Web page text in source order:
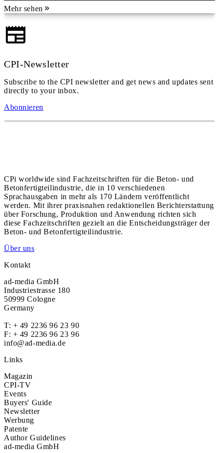
Mehr sehen
CPI-Newsletter
Subscribe to the CPI newsletter and get news and updates sent
directly to your inbox.
Abonnieren
CPi worldwide sind Fachzeitschriften für die Beton- und
Betonfertigteilindustrie, die in 10 verschiedenen
Sprachausgaben in mehr als 170 Ländern veröffentlicht
werden. Mit ihrer praxisnahen redaktionellen Berichterstattung
über Forschung, Produktion und Anwendung richten sich
diese Fachzeitschriften gezielt an die Entscheidungsträger der
Beton- und Betonfertigteilindustrie.
Über uns
Kontakt
ad-media GmbH
Industriestrasse 180
50999 Cologne
Germany
T: + 49 2236 96 23 90
F: + 49 2236 96 23 96
info@ad-media.de
Links
Magazin
CPI-TV
Events
Buyers' Guide
Newsletter
Werbung
Patente
Author Guidelines
ad-media GmbH